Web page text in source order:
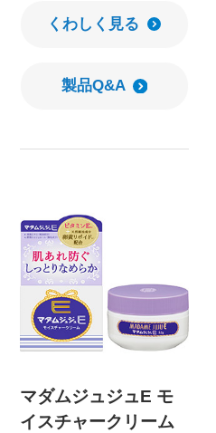
くわしく見る
製品Q&A
マダムジュジュE モ
イスチャークリーム